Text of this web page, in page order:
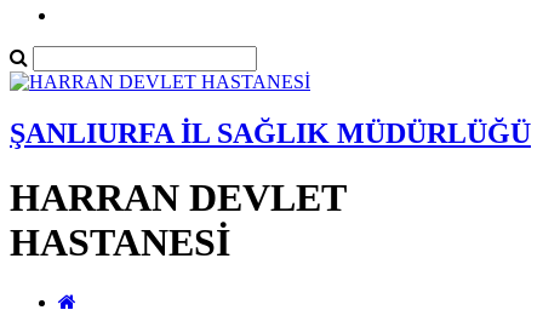
ŞANLIURFA İL SAĞLIK MÜDÜRLÜĞÜ
HARRAN DEVLET
HASTANESİ